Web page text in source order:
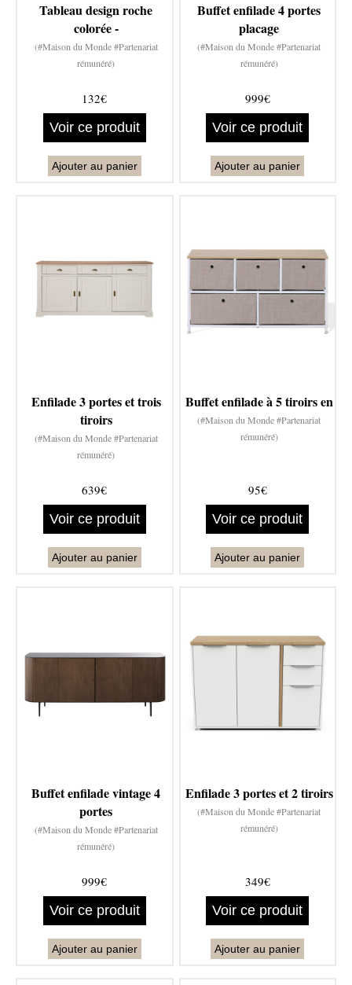
Tableau design roche
colorée -
(#Maison du Monde #Partenariat
rémunéré)
132€
Voir ce produit
Ajouter au panier
Buffet enfilade 4 portes
placage
(#Maison du Monde #Partenariat
rémunéré)
999€
Voir ce produit
Ajouter au panier
Enfilade 3 portes et trois
tiroirs
(#Maison du Monde #Partenariat
rémunéré)
639€
Voir ce produit
Ajouter au panier
Buffet enfilade à 5 tiroirs en
(#Maison du Monde #Partenariat
rémunéré)
95€
Voir ce produit
Ajouter au panier
Buffet enfilade vintage 4
portes
(#Maison du Monde #Partenariat
rémunéré)
999€
Voir ce produit
Ajouter au panier
Enfilade 3 portes et 2 tiroirs
(#Maison du Monde #Partenariat
rémunéré)
349€
Voir ce produit
Ajouter au panier